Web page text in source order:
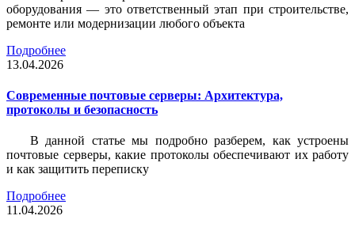
оборудования — это ответственный этап при строительстве,
ремонте или модернизации любого объекта
Подробнее
13.04.2026
Современные почтовые серверы: Архитектура,
протоколы и безопасность
В данной статье мы подробно разберем, как устроены
почтовые серверы, какие протоколы обеспечивают их работу
и как защитить переписку
Подробнее
11.04.2026